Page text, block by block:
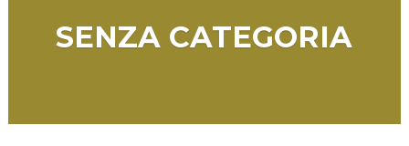
SENZA CATEGORIA